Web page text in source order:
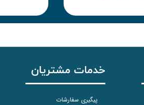
خدمات مشتریان
پیگیری سفارشات